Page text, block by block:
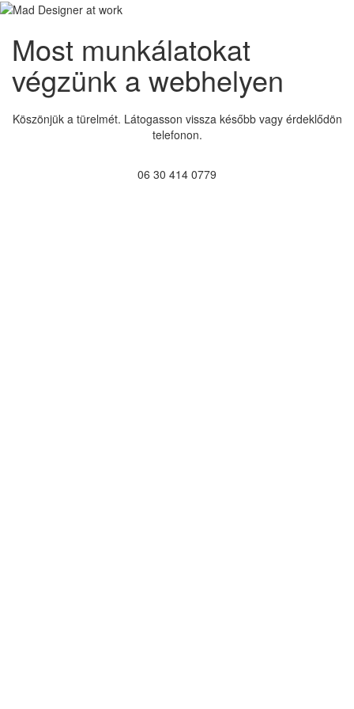
Most munkálatokat
végzünk a webhelyen
Köszönjük a türelmét. Látogasson vissza később vagy érdeklődön
telefonon.
06 30 414 0779